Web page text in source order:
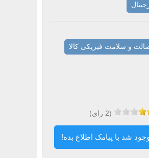
و سلامت فیزیکی کالا
(
2 رای)
شد با پیامک اطلاع بده!